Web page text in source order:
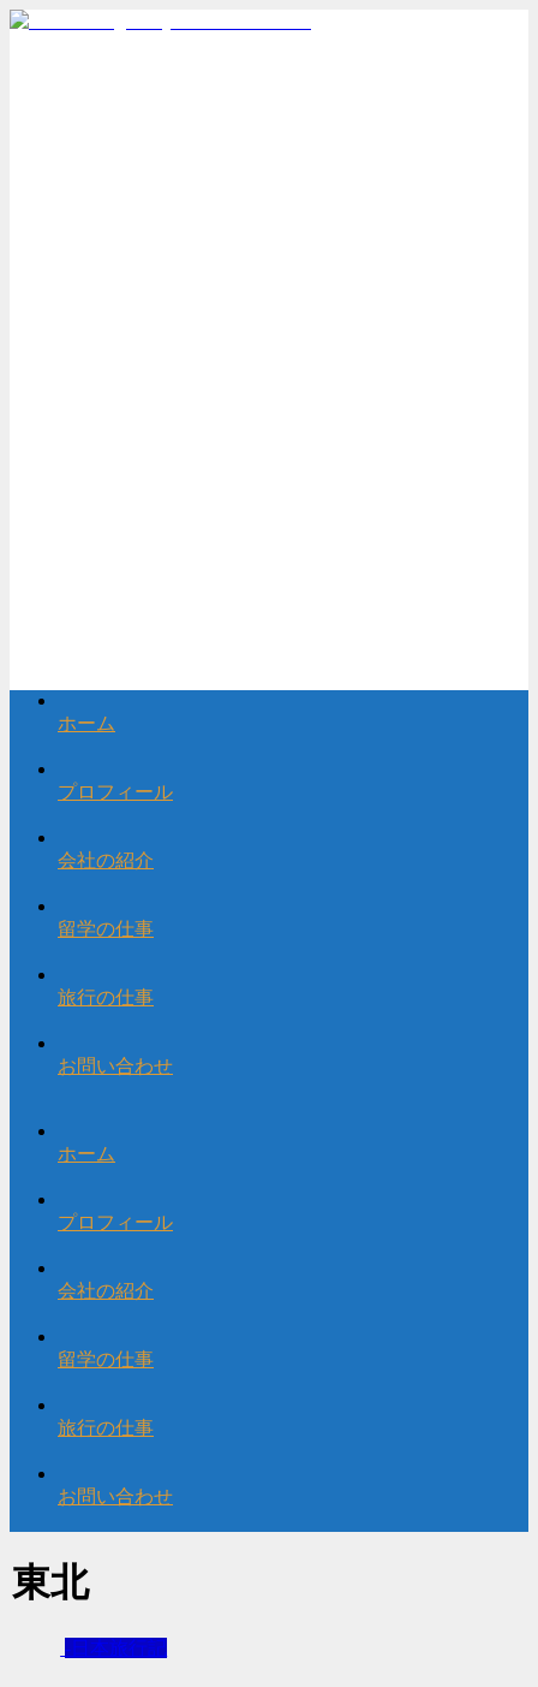
ホーム
プロフィール
会社の紹介
留学の仕事
旅行の仕事
お問い合わせ
ホーム
プロフィール
会社の紹介
留学の仕事
旅行の仕事
お問い合わせ
東北
-日本旅行記